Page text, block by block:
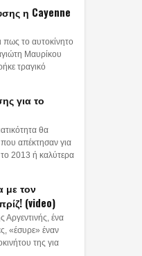
η Cayenne
πως το αυτοκίνητο
Μαυρίκου
τραγικό
για το
θα
απέκτησαν για
2013 ή καλύτερα
με τον
(video)
Αργεντινής, ένα
«έσυρε» έναν
της για